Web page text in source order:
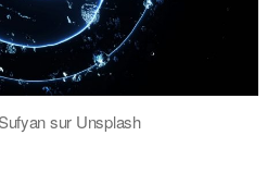
sur Unsplash